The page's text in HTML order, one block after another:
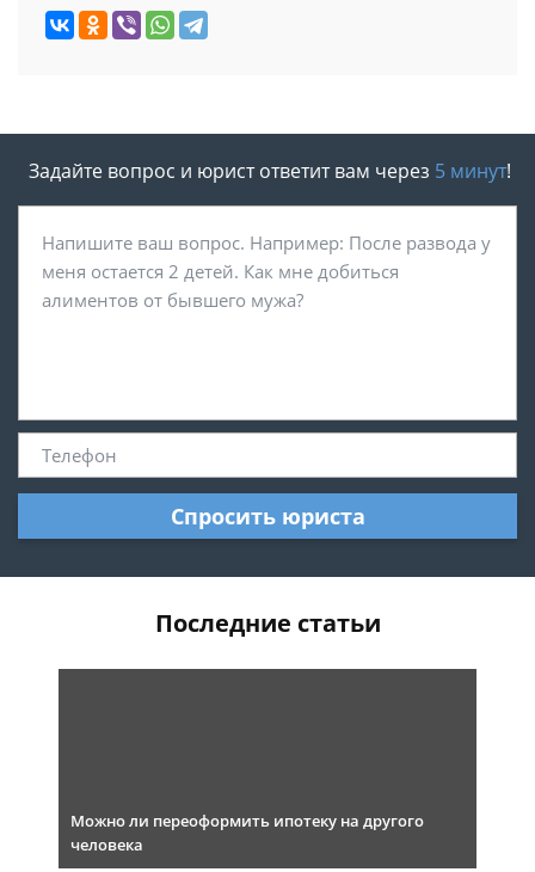
Задайте вопрос и юрист ответит вам через 5 минут!
Спросить юриста
Последние статьи
Можно ли переоформить ипотеку на другого
человека